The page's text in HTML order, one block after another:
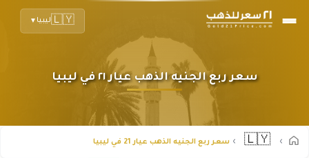
🇱🇾ليبيا ▼
سعر ربع الجنيه الذهب عيار ٢١ في ليبيا
🇱🇾 سعر ربع الجنيه الذهب عيار 21 في ليبيا